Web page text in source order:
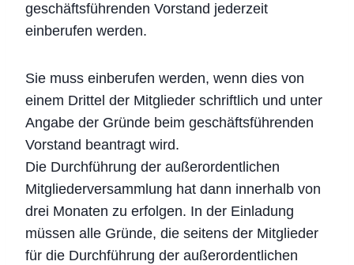
geschäftsführenden Vorstand jederzeit
einberufen werden.
Sie muss einberufen werden, wenn dies von
einem Drittel der Mitglieder schriftlich und unter
Angabe der Gründe beim geschäftsführenden
Vorstand beantragt wird.
Die Durchführung der außerordentlichen
Mitgliederversammlung hat dann innerhalb von
drei Monaten zu erfolgen. In der Einladung
müssen alle Gründe, die seitens der Mitglieder
für die Durchführung der außerordentlichen